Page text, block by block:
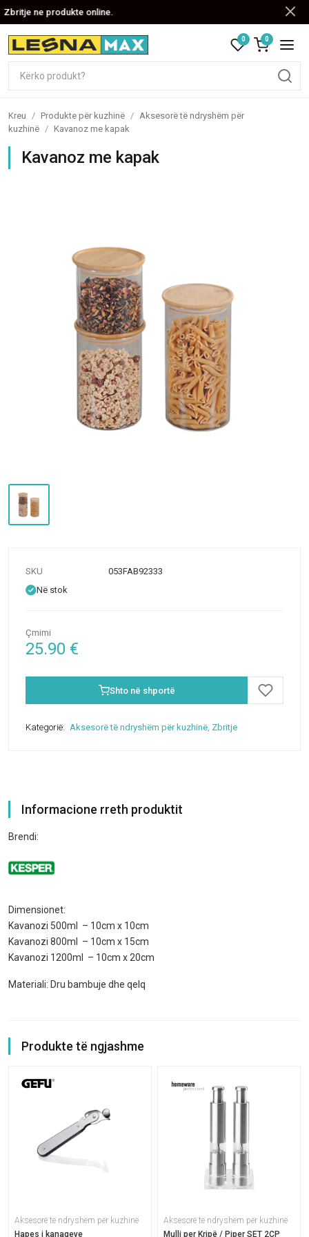
Zbritje ne produkte online.
0 0
Kreu / Produkte për kuzhinë / Aksesorë të ndryshëm për
kuzhinë / Kavanoz me kapak
Kavanoz me kapak
SKU
053FAB92333
Në stok
Çmimi
25.90 €
Shto në shportë
Kategorië: Aksesorë të ndryshëm për kuzhinë, Zbritje
Informacione rreth produktit
Brendi:
Dimensionet:
Kavanozi 500ml – 10cm x 10cm
Kavanozi 800ml – 10cm x 15cm
Kavanozi 1200ml – 10cm x 20cm
Materiali: Dru bambuje dhe qelq
Produkte të ngjashme
Aksesorë të ndryshëm për kuzhinë
Hapes i kanaqeve
Aksesorë të ndryshëm për kuzhinë
Mulli per Kripë / Piper SET 2CP